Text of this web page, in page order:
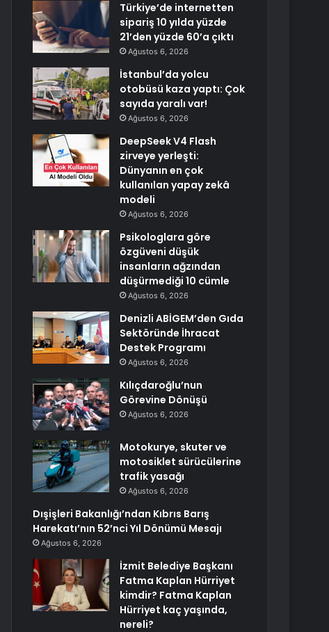
Türkiye’de internetten
sipariş 10 yılda yüzde
21’den yüzde 60’a çıktı
Ağustos 6, 2026
İstanbul’da yolcu
otobüsü kaza yaptı: Çok
sayıda yaralı var!
Ağustos 6, 2026
DeepSeek V4 Flash
zirveye yerleşti:
Dünyanın en çok
kullanılan yapay zekâ
modeli
Ağustos 6, 2026
Psikologlara göre
özgüveni düşük
insanların ağzından
düşürmediği 10 cümle
Ağustos 6, 2026
Denizli ABİGEM’den Gıda
Sektöründe İhracat
Destek Programı
Ağustos 6, 2026
Kılıçdaroğlu’nun
Görevine Dönüşü
Ağustos 6, 2026
Motokurye, skuter ve
motosiklet sürücülerine
trafik yasağı
Ağustos 6, 2026
Dışişleri Bakanlığı’ndan Kıbrıs Barış
Harekatı’nın 52’nci Yıl Dönümü Mesajı
Ağustos 6, 2026
İzmit Belediye Başkanı
Fatma Kaplan Hürriyet
kimdir? Fatma Kaplan
Hürriyet kaç yaşında,
nereli?